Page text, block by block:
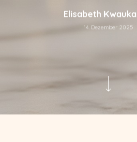
Elisabeth
14. Dezember 2025